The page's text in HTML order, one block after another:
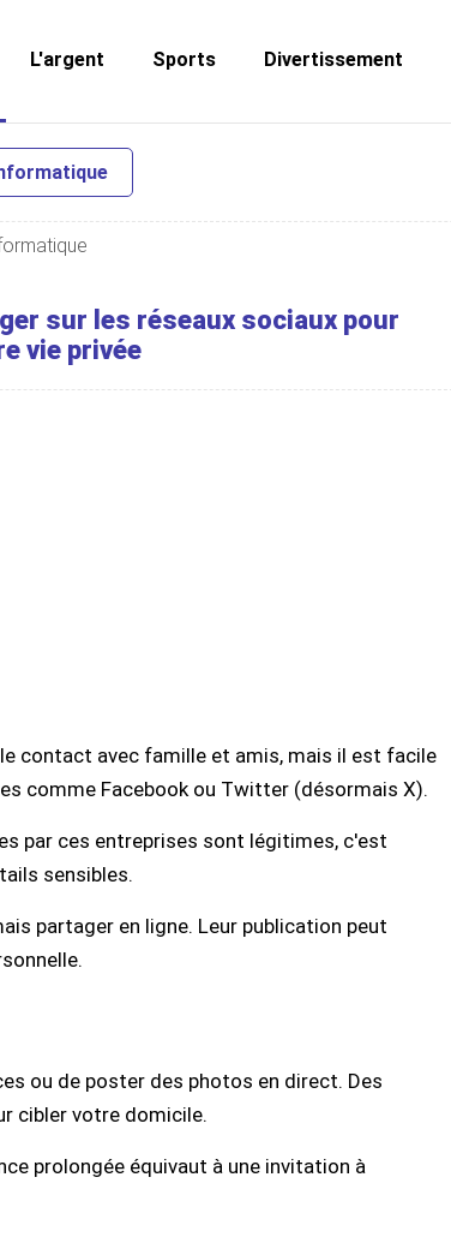
L'argent Sports Divertissement
sur les réseaux sociaux pour
vie privée
contact avec famille et amis, mais il est facile
comme Facebook ou Twitter (désormais X).
par ces entreprises sont légitimes, c'est
sensibles.
partager en ligne. Leur publication peut
ou de poster des photos en direct. Des
cibler votre domicile.
prolongée équivaut à une invitation à